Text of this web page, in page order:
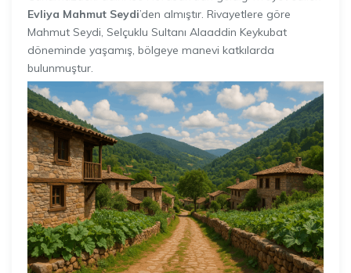
Evliya Mahmut Seydi’den almıştır. Rivayetlere göre
Mahmut Seydi, Selçuklu Sultanı Alaaddin Keykubat
döneminde yaşamış, bölgeye manevi katkılarda
bulunmuştur.